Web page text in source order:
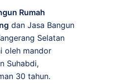
Rumah
dan Jasa Bangun
Selatan
oleh mandor
Suhabdi,
30 tahun.